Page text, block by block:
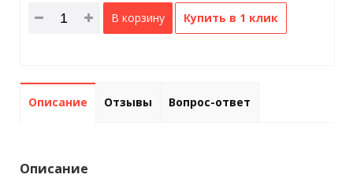
В корзину Купить в 1 клик
Описание Отзывы Вопрос-ответ
Описание